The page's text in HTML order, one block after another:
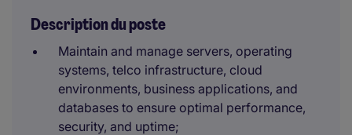
Description du poste
Maintain and manage servers, operating
systems, telco infrastructure, cloud
environments, business applications, and
databases to ensure optimal performance,
security, and uptime;